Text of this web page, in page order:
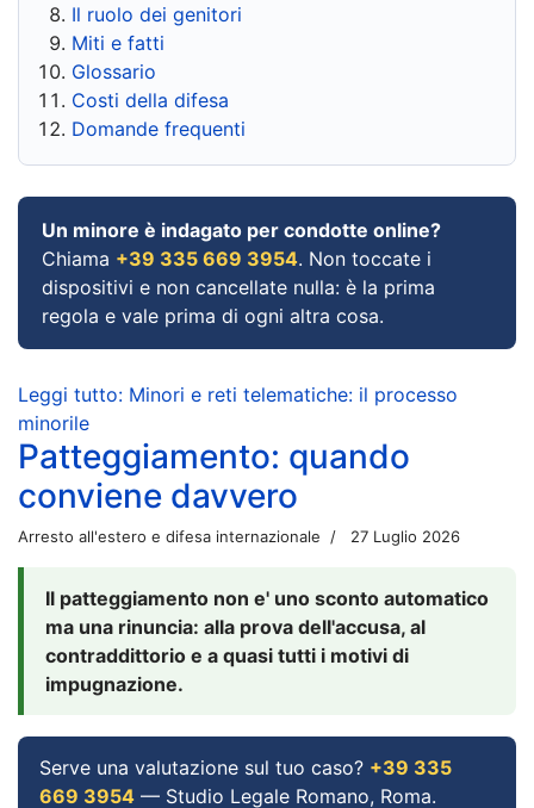
Il ruolo dei genitori
Miti e fatti
Glossario
Costi della difesa
Domande frequenti
Un minore è indagato per condotte online?
Chiama +39 335 669 3954. Non toccate i
dispositivi e non cancellate nulla: è la prima
regola e vale prima di ogni altra cosa.
Leggi tutto: Minori e reti telematiche: il processo
minorile
Patteggiamento: quando
conviene davvero
Arresto all'estero e difesa internazionale 27 Luglio 2026
Il patteggiamento non e' uno sconto automatico
ma una rinuncia: alla prova dell'accusa, al
contraddittorio e a quasi tutti i motivi di
impugnazione.
Serve una valutazione sul tuo caso? +39 335
669 3954 — Studio Legale Romano, Roma.